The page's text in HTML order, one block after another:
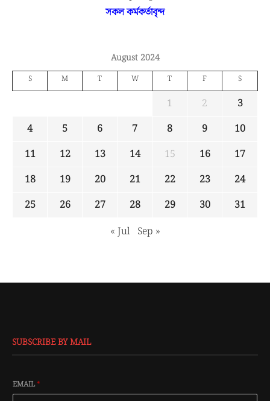
সকল কর্মকর্তাবৃন্দ
August 2024
S M T W T F S
1 2
3
4
5 6 7 8 9
10
11
12 13 14 15 16
17
18
19 20 21 22 23
24
25
26 27 28 29 30
31
« Jul Sep »
SUBSCRIBE BY MAIL
EMAIL*